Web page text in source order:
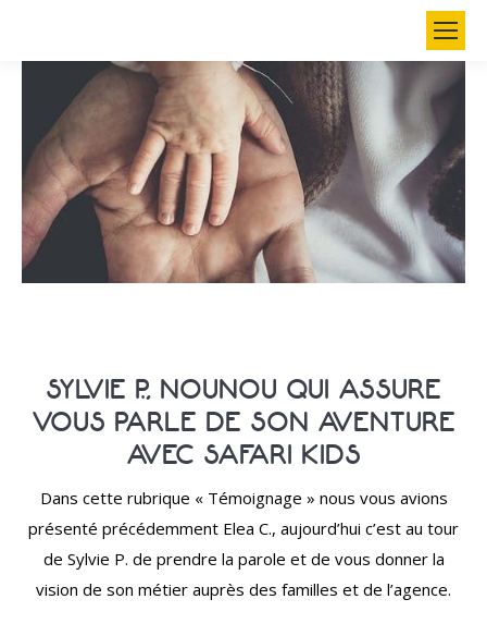
Search:
SYLVIE P., NOUNOU QUI ASSURE
VOUS PARLE DE SON AVENTURE
AVEC SAFARI KIDS
Dans cette rubrique « Témoignage » nous vous avions
présenté précédemment Elea C., aujourd’hui c’est au tour
de Sylvie P. de prendre la parole et de vous donner la
vision de son métier auprès des familles et de l’agence.